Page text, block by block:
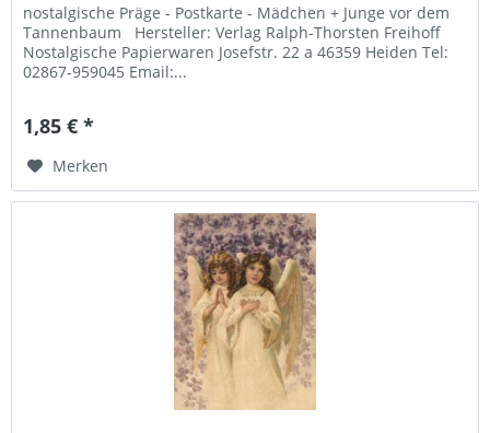
nostalgische Präge - Postkarte - Mädchen + Junge vor dem
Tannenbaum Hersteller: Verlag Ralph-Thorsten Freihoff
Nostalgische Papierwaren Josefstr. 22 a 46359 Heiden Tel:
02867-959045 Email:...
1,85 € *
Merken